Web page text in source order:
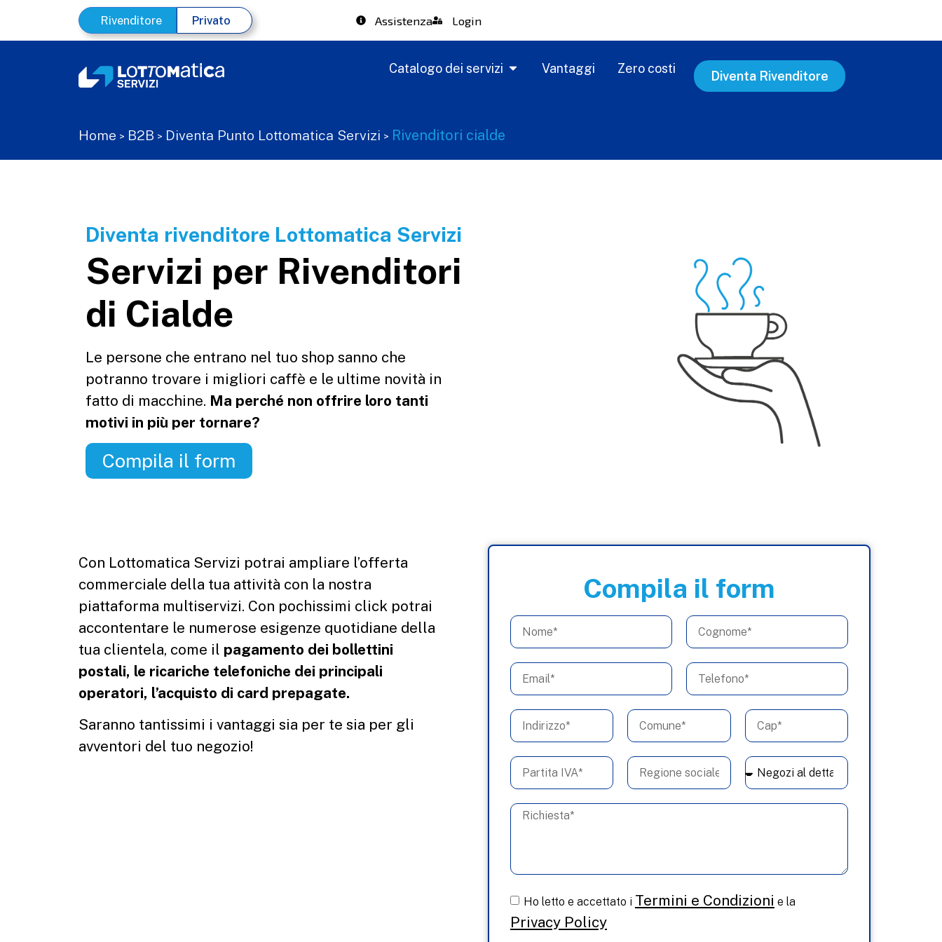
Rivenditore Privato Assistenza Login
Catalogo dei servizi Vantaggi Zero costi
Diventa Rivenditore
Home > B2B > Diventa Punto Lottomatica Servizi > Rivenditori cialde
Diventa rivenditore Lottomatica Servizi
Servizi per Rivenditori
di Cialde
Le persone che entrano nel tuo shop sanno che
potranno trovare i migliori caffè e le ultime novità in
fatto di macchine. Ma perché non offrire loro tanti
motivi in più per tornare?
Compila il form
Con Lottomatica Servizi potrai ampliare l’offerta
commerciale della tua attività con la nostra
piattaforma multiservizi. Con pochissimi click potrai
accontentare le numerose esigenze quotidiane della
tua clientela, come il pagamento dei bollettini
postali, le ricariche telefoniche dei principali
operatori, l’acquisto di card prepagate.
Saranno tantissimi i vantaggi sia per te sia per gli
avventori del tuo negozio!
Compila il form
Ho letto e accettato i Termini e Condizioni e la
Privacy Policy